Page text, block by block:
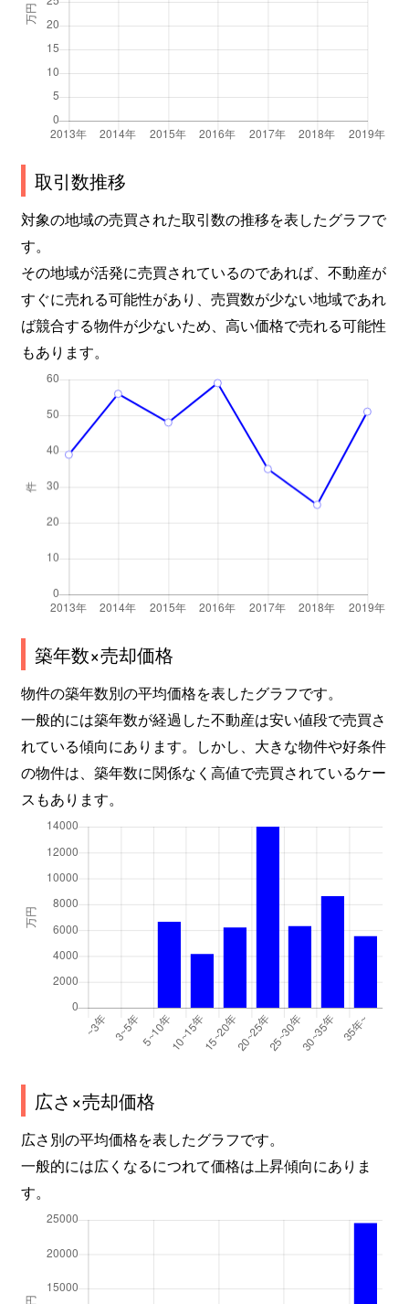
取引数推移
対象の地域の売買された取引数の推移を表したグラフで
す。
その地域が活発に売買されているのであれば、不動産が
すぐに売れる可能性があり、売買数が少ない地域であれ
ば競合する物件が少ないため、高い価格で売れる可能性
もあります。
築年数×売却価格
物件の築年数別の平均価格を表したグラフです。
一般的には築年数が経過した不動産は安い値段で売買さ
れている傾向にあります。しかし、大きな物件や好条件
の物件は、築年数に関係なく高値で売買されているケー
スもあります。
広さ×売却価格
広さ別の平均価格を表したグラフです。
一般的には広くなるにつれて価格は上昇傾向にありま
す。